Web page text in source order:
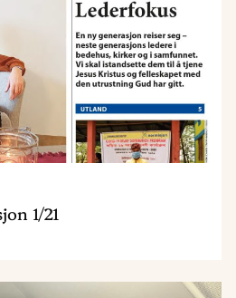
1/21
Read